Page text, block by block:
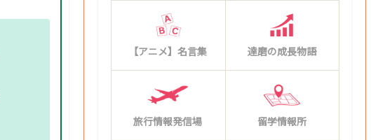
【アニメ】名言集 達磨の成長物語
旅行情報発信場 留学情報所